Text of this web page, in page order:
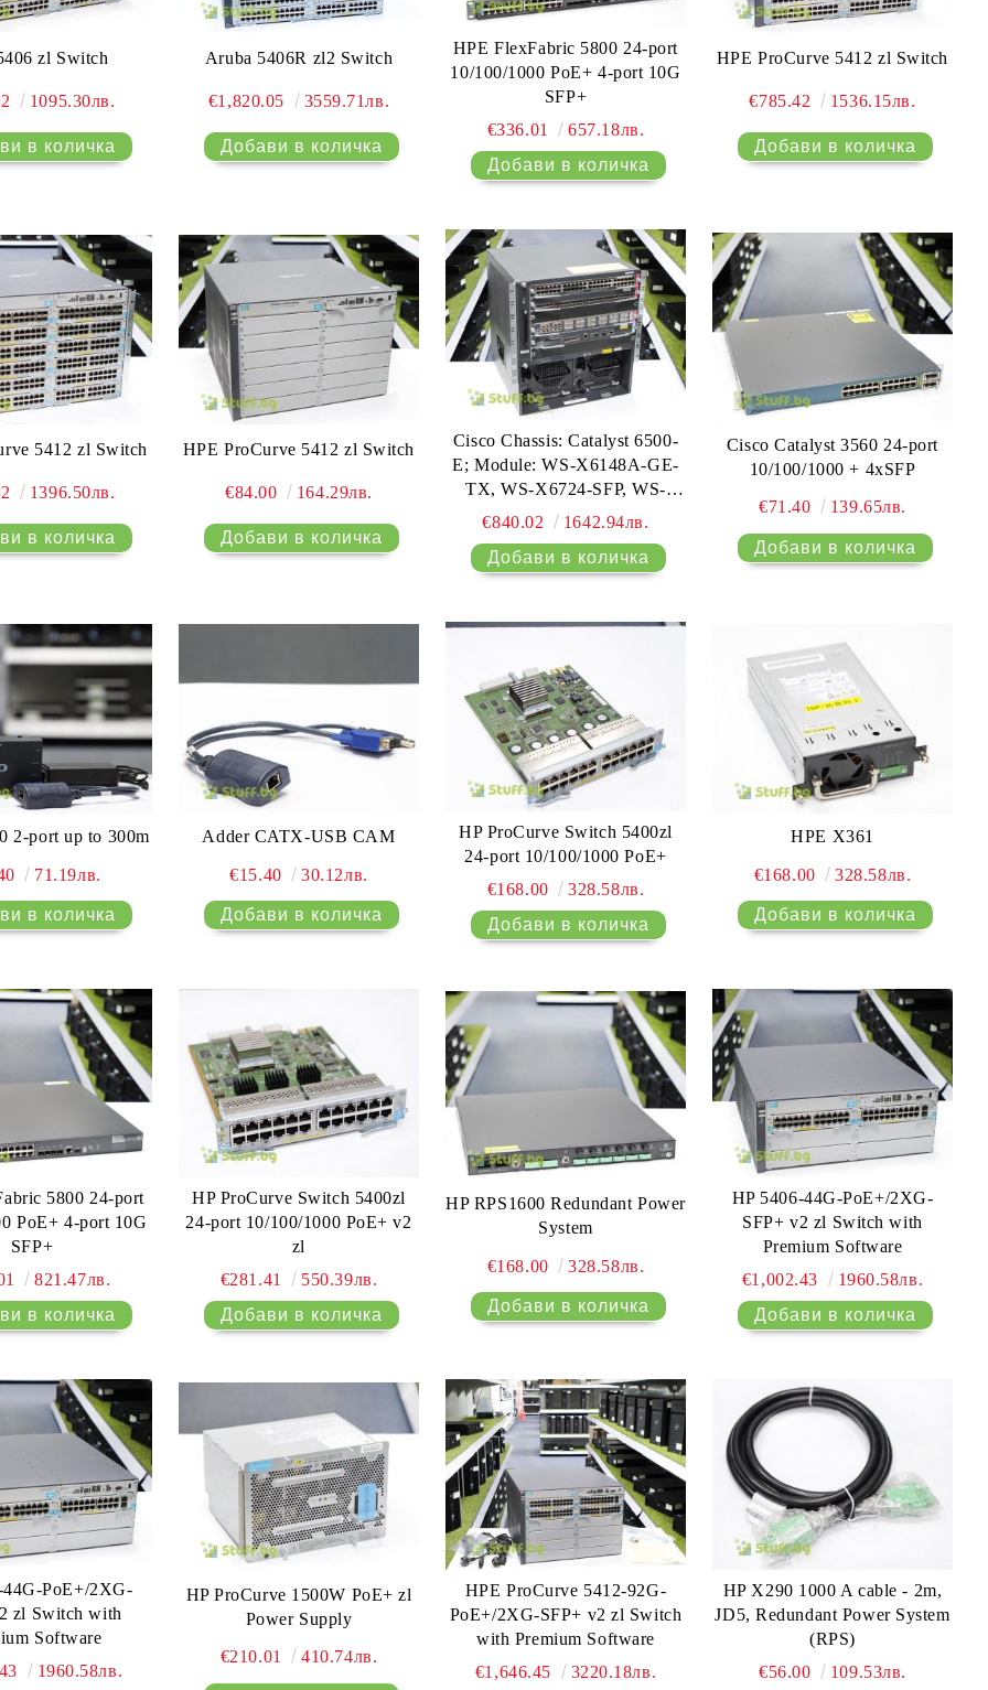
zl Switch
1095.30лв.
Aruba 5406R zl2 Switch
€1,820.05 3559.71лв.
HPE FlexFabric 5800 24-port
10/100/1000 PoE+ 4-port 10G
SFP+
€336.01
657.18лв.
HPE ProCurve 5412 zl Switch
€785.42 1536.15лв.
5412 zl Switch
1396.50лв.
HPE ProCurve 5412 zl Switch
€84.00 164.29лв.
Cisco Chassis: Catalyst 6500-
E; Module: WS-X6148A-GE-
TX, WS-X6724-SFP, WS-
X6516-GBIC, WS-SUP720-
Supplies (AA23200)
€840.02 1642.94лв.
Cisco Catalyst 3560 24-port
10/100/1000 + 4xSFP
€71.40 139.65лв.
2-port up to 300m
71.19лв.
Adder CATX-USB CAM
€15.40 30.12лв.
HP ProCurve Switch 5400zl
24-port 10/100/1000 PoE+
€168.00
328.58лв.
HPE X361
€168.00 328.58лв.
5800 24-port
PoE+ 4-port 10G
SFP+
821.47лв.
HP ProCurve Switch 5400zl
24-port 10/100/1000 PoE+ v2
zl
€281.41
550.39лв.
HP RPS1600 Redundant Power
System
€168.00 328.58лв.
HP 5406-44G-PoE+/2XG-
SFP+ v2 zl Switch with
Premium Software
€1,002.43
1960.58лв.
44G-PoE+/2XG-
zl Switch with
Software
1960.58лв.
HP ProCurve 1500W PoE+ zl
Power Supply
€210.01 410.74лв.
HPE ProCurve 5412-92G-
PoE+/2XG-SFP+ v2 zl Switch
with Premium Software
€1,646.45
3220.18лв.
HP X290 1000 A cable - 2m,
JD5, Redundant Power System
(RPS)
€56.00
109.53лв.